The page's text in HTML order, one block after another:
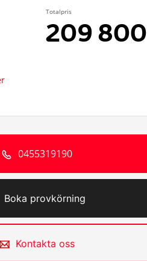
Totalpris
209 800
0455319190
Boka provkörning
Kontakta oss